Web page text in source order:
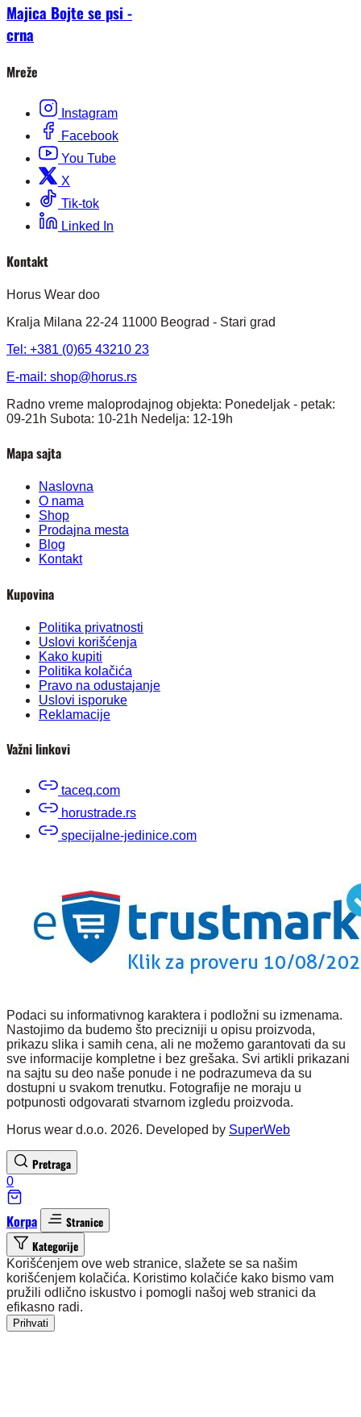
Majica Bojte se psi -
crna
Mreže
Instagram
Facebook
You Tube
X
Tik-tok
Linked In
Kontakt
Horus Wear doo
Kralja Milana 22-24 11000 Beograd - Stari grad
Tel: +381 (0)65 43210 23
E-mail: shop@horus.rs
Radno vreme maloprodajnog objekta: Ponedeljak - petak:
09-21h Subota: 10-21h Nedelja: 12-19h
Mapa sajta
Naslovna
O nama
Shop
Prodajna mesta
Blog
Kontakt
Kupovina
Politika privatnosti
Uslovi korišćenja
Kako kupiti
Politika kolačića
Pravo na odustajanje
Uslovi isporuke
Reklamacije
Važni linkovi
taceq.com
horustrade.rs
specijalne-jedinice.com
Podaci su informativnog karaktera i podložni su izmenama.
Nastojimo da budemo što precizniji u opisu proizvoda,
prikazu slika i samih cena, ali ne možemo garantovati da su
sve informacije kompletne i bez grešaka. Svi artikli prikazani
na sajtu su deo naše ponude i ne podrazumeva da su
dostupni u svakom trenutku. Fotografije ne moraju u
potpunosti odgovarati stvarnom izgledu proizvoda.
Horus wear d.o.o. 2026. Developed by SuperWeb
Pretraga
0
Korpa
Stranice
Kategorije
Korišćenjem ove web stranice, slažete se sa našim
korišćenjem kolačića. Koristimo kolačiće kako bismo vam
pružili odlično iskustvo i pomogli našoj web stranici da
efikasno radi.
Prihvati